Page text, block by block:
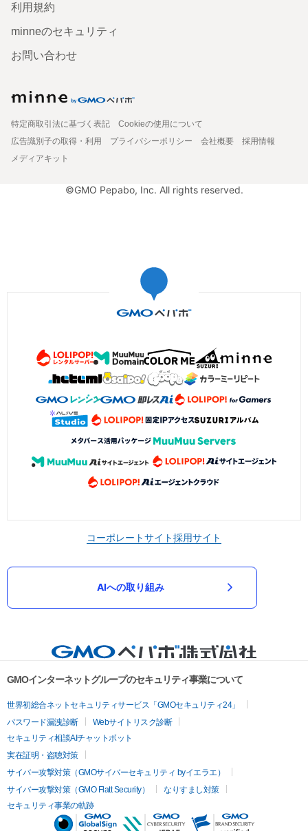
利用規約
minneのセキュリティ
お問い合わせ
特定商取引法に基づく表記
Cookieの使用について
広告識別子の取得・利用
プライバシーポリシー 会社概要
採用情報
メディアキット
©GMO Pepabo, Inc. All rights reserved.
コーポレートサイト採用サイト
AIへの取り組み
GMOインターネットグループのセキュリティ事業について
世界初総合ネットセキュリティサービス「GMOセキュリティ24」
パスワード漏洩診断
Webサイトリスク診断
セキュリティ相談AIチャットボット
実在証明・盗聴対策
サイバー攻撃対策（GMOサイバーセキュリティ byイエラエ）
サイバー攻撃対策（GMO Flatt Security）
なりすまし対策
セキュリティ事業の軌跡